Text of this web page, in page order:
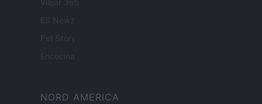
Viajar 365
ES Newz
Pet Story
Encocina
NORD AMERICA